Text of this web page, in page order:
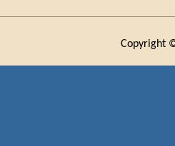
Copyright